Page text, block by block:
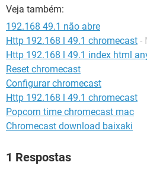
GUIA DE COMPRAS
Veja também:
192.168 49.1 não abre
Http 192.168 l 49.1 chromecast -
Http 192.168 l 49.1 index html
Reset chromecast
Configurar chromecast
Http 192.168 l 49.1 chromecast
Popcorn time chromecast mac
Chromecast download baixaki
1 Respostas